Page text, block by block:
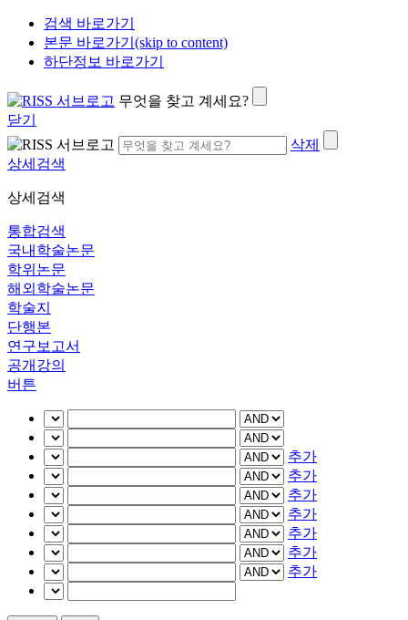
검색 바로가기
본문 바로가기(skip to content)
하단정보 바로가기
무엇을 찾고 계세요?
닫기
삭제
상세검색
상세검색
통합검색
국내학술논문
학위논문
해외학술논문
학술지
단행본
연구보고서
공개강의
버튼
추가
추가
추가
추가
추가
추가
추가